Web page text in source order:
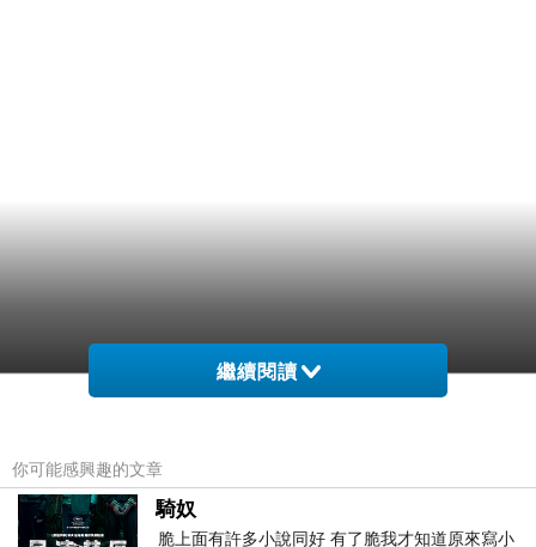
繼續閱讀
你可能感興趣的文章
騎奴
脆上面有許多小說同好 有了脆我才知道原來寫小